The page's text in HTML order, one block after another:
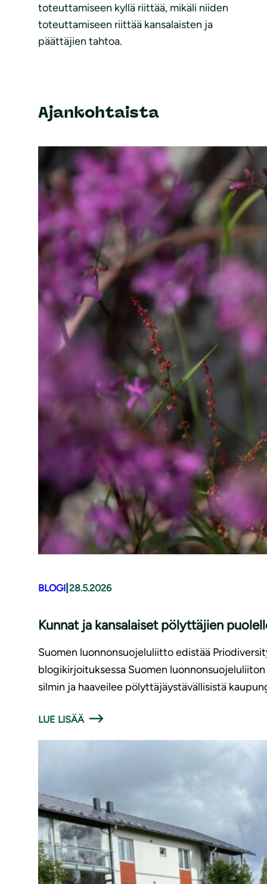
toteuttamiseen kyllä riittää, mikäli niiden
toteuttamiseen riittää kansalaisten ja
päättäjien tahtoa.
Ajankohtaista
BLOGI 28.5.2026
Kunnat ja kansalaiset pölyttäjien
Suomen luonnonsuojeluliitto edistää
blogikirjoituksessa Suomen
silmin ja haaveilee pölyttäjäystävällisistä
LUE LISÄÄ